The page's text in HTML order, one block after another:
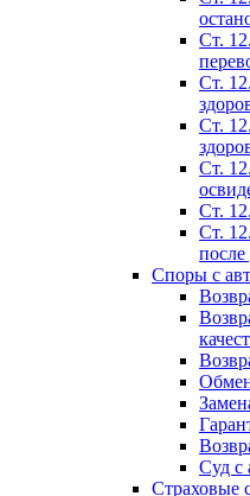
Ст.
Ст.
Ст.
Ст.
Ст.
Ст.
Споры с
Суд с
Страховые